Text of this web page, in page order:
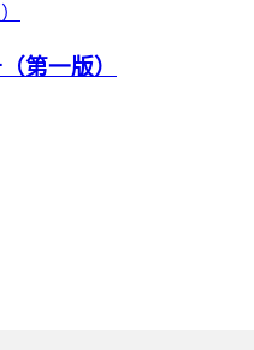
第一版）